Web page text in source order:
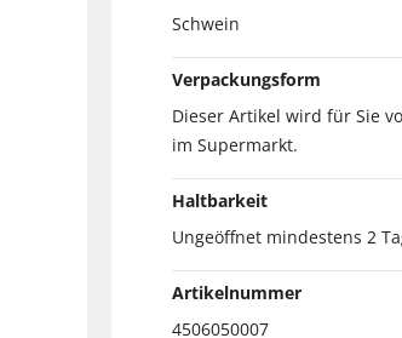
Schwein
Verpackungsform
Dieser Artikel wird für Sie
im Supermarkt.
Haltbarkeit
Ungeöffnet mindestens 2
Artikelnummer
4506050007